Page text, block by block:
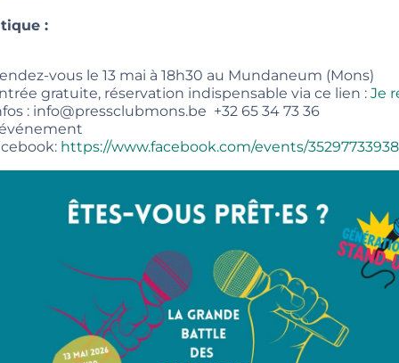
:
vous le 13 mai à 18h30 au Mundaneum (Mons)
gratuite, réservation indispensable via ce lien : Je
: info@pressclubmons.be +32 65 34 73 36
https://www.facebook.com/events/